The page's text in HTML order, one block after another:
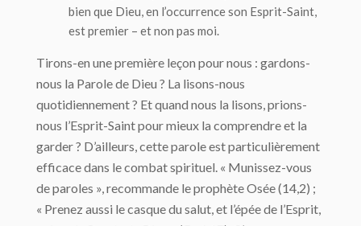
bien que Dieu, en l’occurrence son Esprit-Saint,
estpremier – et non pas moi.
Tirons-en une première leçon pour nous : gardons-
nous la Parole de Dieu ? La lisons-nous
quotidiennement ? Et quand nous la lisons, prions-
nous l’Esprit-Saint pour mieux la comprendre et la
garder ? D’ailleurs, cette parole est particulièrement
efficace dans le combat spirituel. « Munissez-vous
de paroles », recommande le prophète Osée (14,2) ;
« Prenez aussi le casque du salut, et l’épée de l’Esprit,